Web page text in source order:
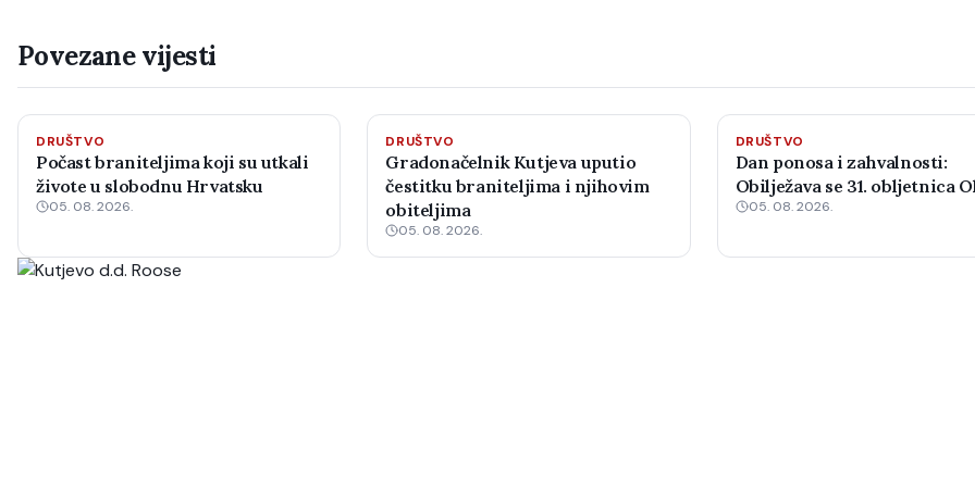
Povezane vijesti
DRUŠTVO
Počast braniteljima koji su utkali
živote u slobodnu Hrvatsku
05. 08. 2026.
DRUŠTVO
Gradonačelnik Kutjeva uputio
čestitku braniteljima i njihovim
obiteljima
05. 08. 2026.
DRUŠTVO
Dan ponosa i zahvalnosti:
Obilježava se 31. obljetnica
05. 08. 2026.